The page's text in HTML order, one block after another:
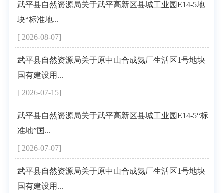
[ 2026-08-07]
武平县自然资源局关于武平高新区县城工业园E14-5地
块“标准地...
[ 2026-07-15]
武平县自然资源局关于原中山合成氨厂生活区1号地块
国有建设用...
[ 2026-07-07]
武平县自然资源局关于武平高新区县城工业园E14-5“标
准地”国...
武平县自然资源局关于原中山合成氨厂生活区1号地块
国有建设用...